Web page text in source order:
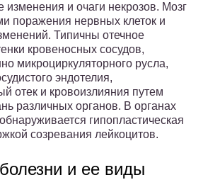
изменения и очаги некрозов. Мозг
поражения нервных клеток и
Типичны отечное
кровеносных сосудов,
микроциркуляторного русла,
эндотелия,
отек и кровоизлияния путем
различных органов. В органах
гипопластическая
созревания лейкоцитов.
и ее виды